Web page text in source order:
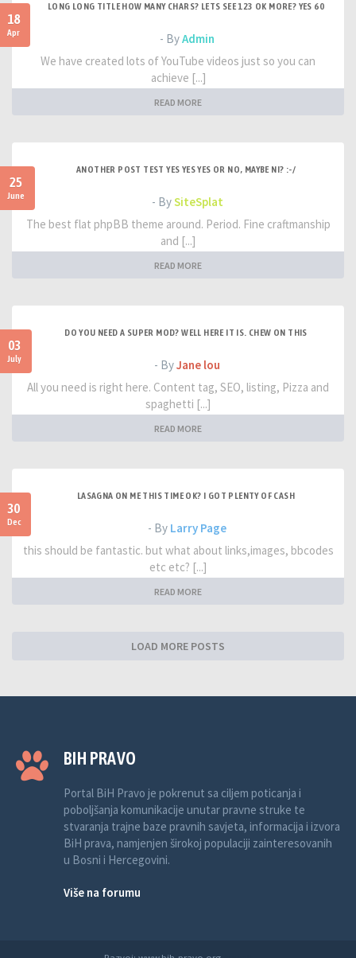
18
Apr
LONG LONG TITLE HOW MANY CHARS? LETS SEE 123 OK MORE? YES 60
- ByAdmin
We have created lots of YouTube videos just so you can
achieve [...]
READ MORE
25
June
ANOTHER POST TEST YES YES YES OR NO, MAYBE NI? :-/
- BySiteSplat
The best flat phpBB theme around. Period. Fine craftmanship
and [...]
READ MORE
03
July
DO YOU NEED A SUPER MOD? WELL HERE IT IS. CHEW ON THIS
- ByJane lou
All you need is right here. Content tag, SEO, listing, Pizza and
spaghetti [...]
READ MORE
30
Dec
LASAGNA ON ME THIS TIME OK? I GOT PLENTY OF CASH
- By Larry Page
this should be fantastic. but what about links,images, bbcodes
etc etc? [...]
READ MORE
LOAD MORE POSTS
BIH PRAVO
Portal BiH Pravo je pokrenut sa ciljem poticanja i
poboljšanja komunikacije unutar pravne struke te
stvaranja trajne baze pravnih savjeta, informacija i izvora
BiH prava, namjenjen širokoj populaciji zainteresovanih
u Bosni i Hercegovini.
Više na forumu